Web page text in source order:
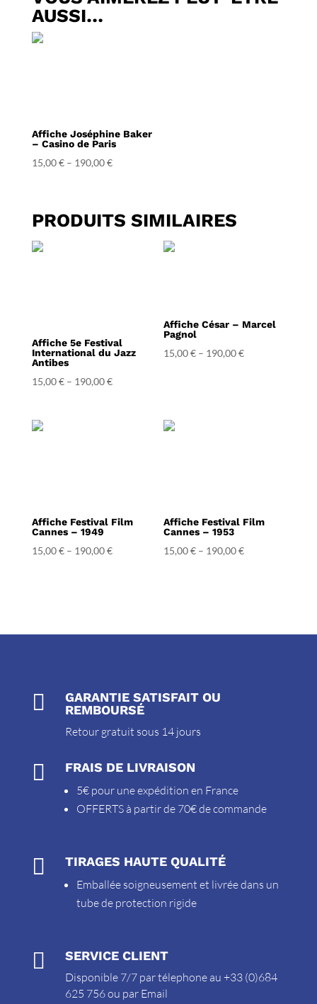
AUSSI…
Affiche Joséphine Baker
– Casino de Paris
15,00€– 190,00€
PRODUITS SIMILAIRES
Affiche 5e Festival
International du Jazz
Antibes
15,00€– 190,00€
Affiche César – Marcel
Pagnol
15,00€ – 190,00€
Affiche Festival Film
Cannes – 1949
15,00€– 190,00€
Affiche Festival Film
Cannes – 1953
15,00€ – 190,00€

GARANTIE SATISFAIT OU
REMBOURSÉ
Retour gratuit sous 14 jours
 FRAIS DE LIVRAISON
5€ pour une expédition en France
OFFERTS à partir de 70€ de commande
 TIRAGES HAUTE QUALITÉ
Emballée soigneusement et livrée dans un
tube de protection rigide
 SERVICE CLIENT
Disponible 7/7 par télephone au +33 (0)684
625 756 ou par Email